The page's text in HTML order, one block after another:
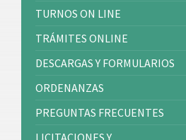
TURNOS ON LINE
TRÁMITES ONLINE
DESCARGAS Y FORMULARIOS
ORDENANZAS
PREGUNTAS FRECUENTES
LICITACIONES Y